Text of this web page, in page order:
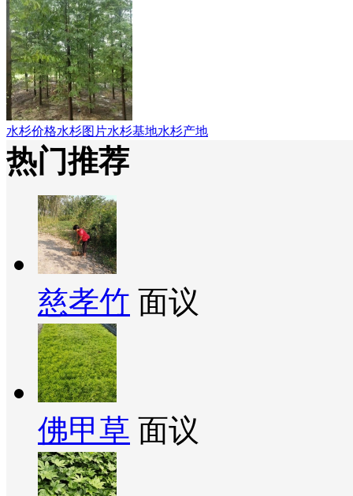
水杉价格水杉图片水杉基地水杉产地
热门推荐
慈孝竹 面议
佛甲草 面议